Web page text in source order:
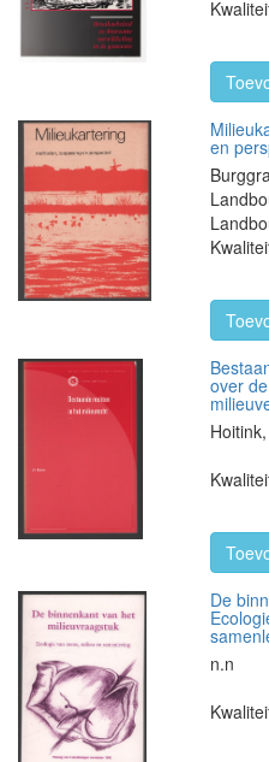
en
over
De
n.n